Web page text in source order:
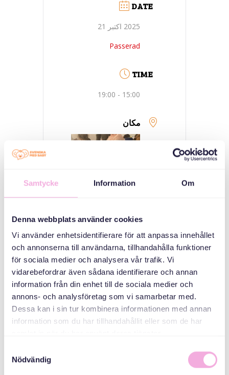
Samtycke Information Om
Denna webbplats använder cookies
Vi använder enhetsidentifierare för att anpassa innehållet
och annonserna till användarna, tillhandahålla funktioner
för sociala medier och analysera vår trafik. Vi
vidarebefordrar även sådana identifierare och annan
information från din enhet till de sociala medier och
annons- och analysföretag som vi samarbetar med.
Dessa kan i sin tur kombinera informationen med annan
information som du har tillhandahållit eller som de har
Nödvändig
DATE
2025 اکتبر 21
Passerad
TIME
15:00 - 19:00
مکان
welcome House
Medborgarplatsen
25, Stockholm
دسته بندی ها
Mötesplats -